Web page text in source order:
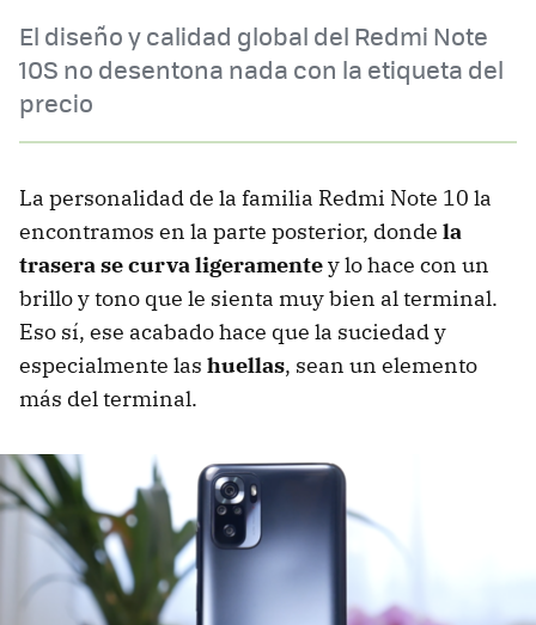
El diseño y calidad global del Redmi Note
10S no desentona nada con la etiqueta del
precio
La personalidad de la familia Redmi Note 10 la
encontramos en la parte posterior, donde la
trasera se curva ligeramentey lo hace con un
brillo y tono que le sienta muy bien al terminal.
Eso sí, ese acabado hace que la suciedad y
especialmente las huellas, sean un elemento
más del terminal.